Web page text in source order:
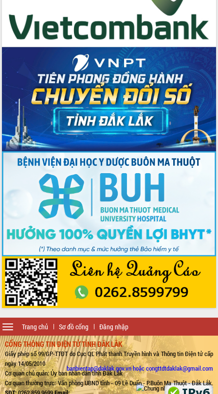
Trang chủ Sơ đồ cổng Đăng nhập
Toggle
navigation
CỔNG THÔNG TIN ĐIỆN TỬ TỈNH ĐẮK LẮK
Giấy phép số 99/GP-TTĐT do Cục QL Phát thanh Truyền hình và Thông tin Điện tử cấp
ngày 14/05/2010
Cơ quan chủ quản: Ủy ban nhân dân tỉnh Đắk Lắk
Cơ quan thường trực: Văn phòng UBND tỉnh - 09 Lê Duẩn - P.Buôn Ma Thuột - Đắk Lắk.
banbientap@daklak.gov.vn hoặc congttdtdaklak@gmail.com